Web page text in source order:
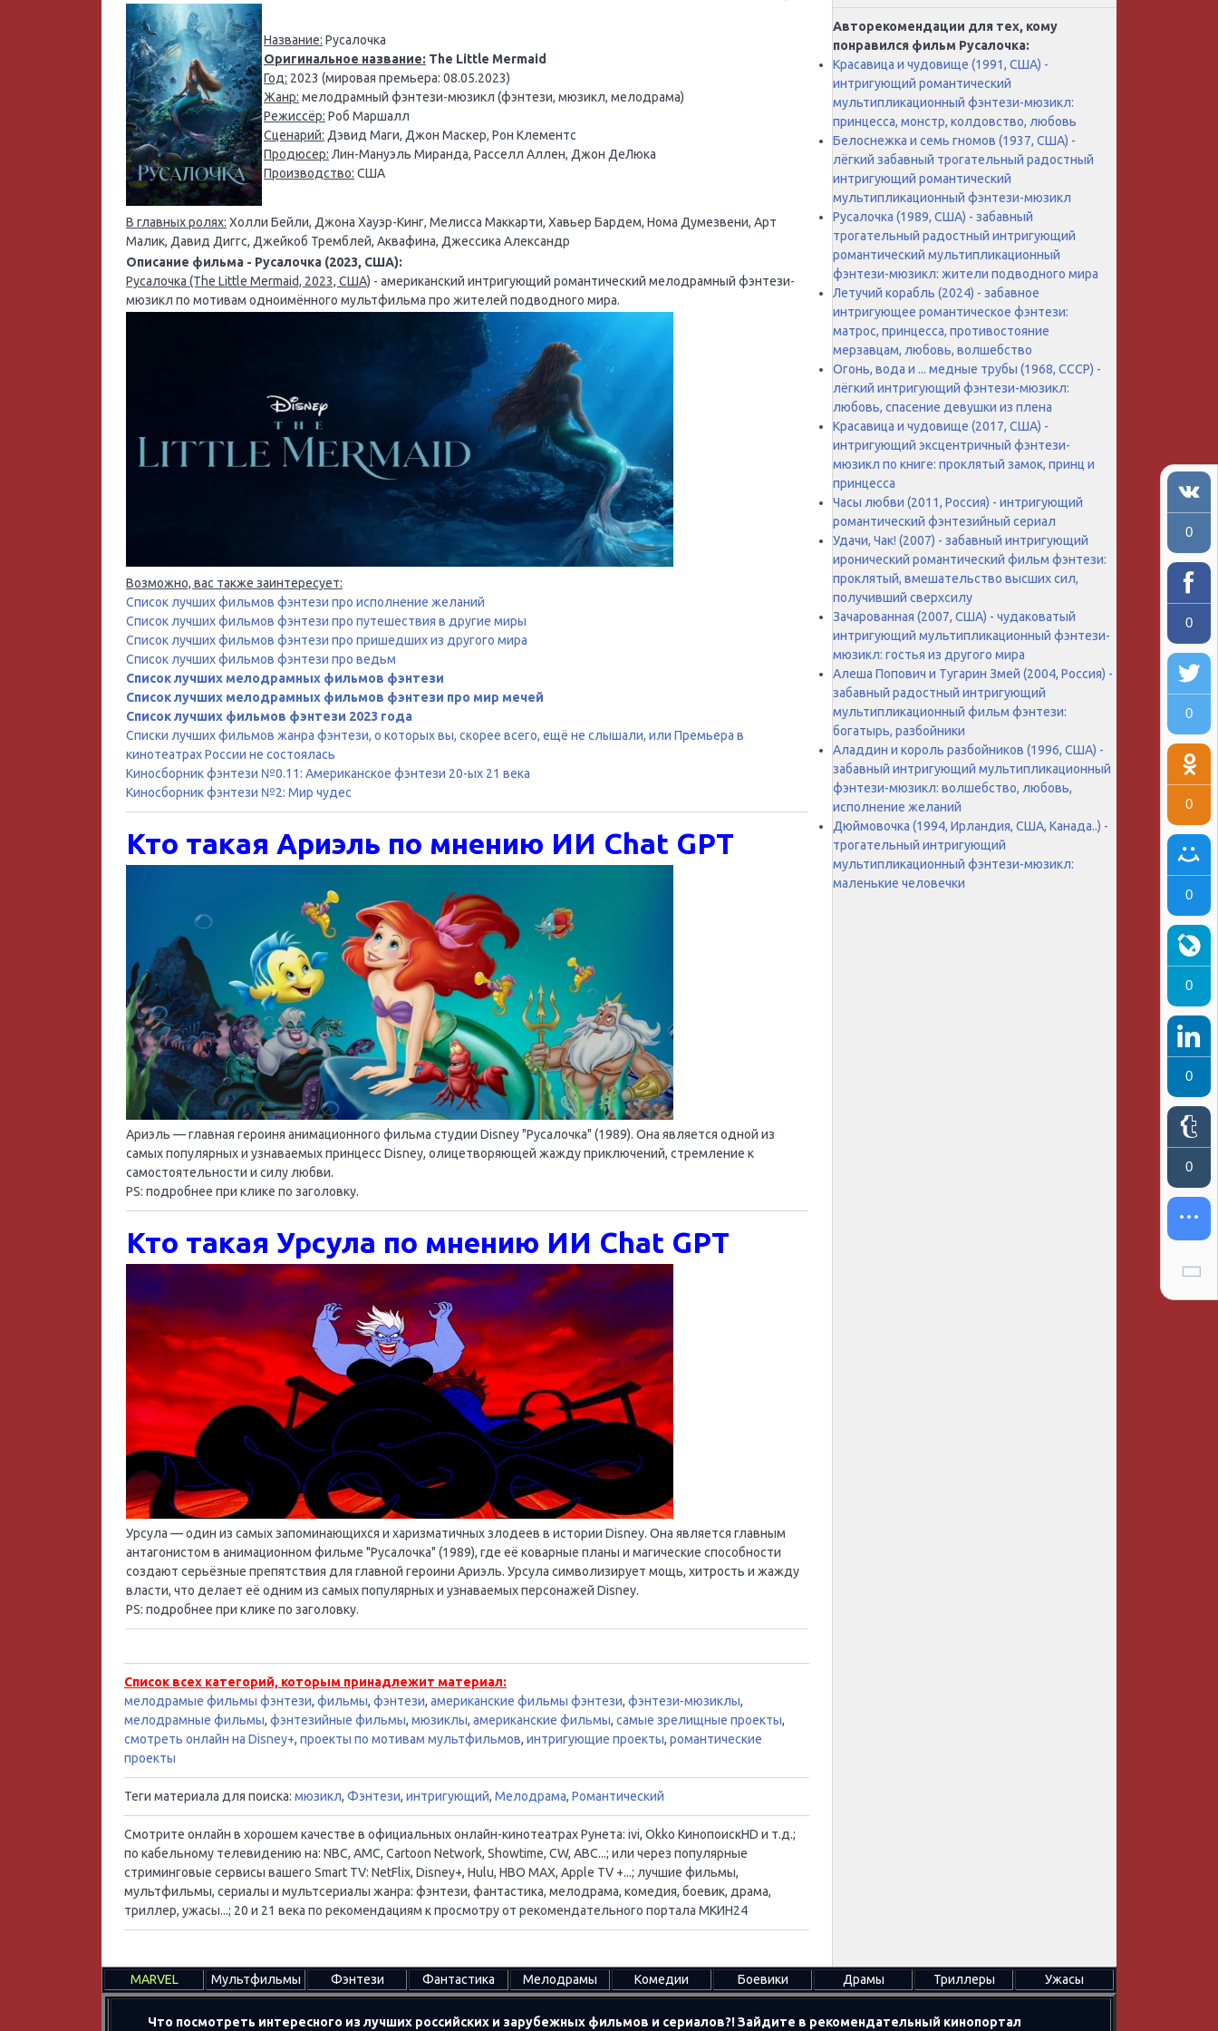
Название: Русалочка
Оригинальное название: The Little Mermaid
Год: 2023 (мировая премьера: 08.05.2023)
Жанр: мелодрамный фэнтези-мюзикл (фэнтези, мюзикл, мелодрама)
Режиссёр: Роб Маршалл
Сценарий: Дэвид Маги, Джон Маскер, Рон Клементс
Продюсер: Лин-Мануэль Миранда, Расселл Аллен, Джон ДеЛюка
Производство: США
В главных ролях: Холли Бейли, Джона Хауэр-Кинг, Мелисса Маккарти, Хавьер Бардем, Нома Думезвени, Арт
Малик, Давид Диггс, Джейкоб Тремблей, Аквафина, Джессика Александр
Описание фильма - Русалочка (2023, США):
Русалочка (The Little Mermaid, 2023, США) - американский интригующий романтический мелодрамный фэнтези-
мюзикл по мотивам одноимённого мультфильма про жителей подводного мира.
Возможно, вас также заинтересует:
Список лучших фильмов фэнтези про исполнение желаний
Список лучших фильмов фэнтези про путешествия в другие миры
Список лучших фильмов фэнтези про пришедших из другого мира
Список лучших фильмов фэнтези про ведьм
Список лучших мелодрамных фильмов фэнтези
Список лучших мелодрамных фильмов фэнтези про мир мечей
Список лучших фильмов фэнтези 2023 года
Списки лучших фильмов жанра фэнтези, о которых вы, скорее всего, ещё не слышали, или Премьера в
кинотеатрах России не состоялась
Киносборник фэнтези №0.11: Американское фэнтези 20-ых 21 века
Киносборник фэнтези №2: Мир чудес
Кто такая Ариэль по мнению ИИ Chat GPT
Ариэль — главная героиня анимационного фильма студии Disney "Русалочка" (1989). Она является одной из
самых популярных и узнаваемых принцесс Disney, олицетворяющей жажду приключений, стремление к
самостоятельности и силу любви.
PS: подробнее при клике по заголовку.
Кто такая Урсула по мнению ИИ Chat GPT
Урсула — один из самых запоминающихся и харизматичных злодеев в истории Disney. Она является главным
антагонистом в анимационном фильме "Русалочка" (1989), где её коварные планы и магические способности
создают серьёзные препятствия для главной героини Ариэль. Урсула символизирует мощь, хитрость и жажду
власти, что делает её одним из самых популярных и узнаваемых персонажей Disney.
PS: подробнее при клике по заголовку.
Список всех категорий, которым принадлежит материал:
мелодрамые фильмы фэнтези, фильмы, фэнтези, американские фильмы фэнтези, фэнтези-мюзиклы,
мелодрамные фильмы, фэнтезийные фильмы, мюзиклы, американские фильмы, самые зрелищные проекты,
смотреть онлайн на Disney+, проекты по мотивам мультфильмов, интригующие проекты, романтические
проекты
Теги материала для поиска: мюзикл, Фэнтези, интригующий, Мелодрама, Романтический
Смотрите онлайн в хорошем качестве в официальных онлайн-кинотеатрах Рунета: ivi, Okko КинопоискHD и т.д.;
по кабельному телевидению на: NBC, AMC, Cartoon Network, Showtime, CW, ABC...; или через популярные
стриминговые сервисы вашего Smart TV: NetFlix, Disney+, Hulu, HBO MAX, Apple TV +...; лучшие фильмы,
мультфильмы, сериалы и мультсериалы жанра: фэнтези, фантастика, мелодрама, комедия, боевик, драма,
триллер, ужасы...; 20 и 21 века по рекомендациям к просмотру от рекомендательного портала МКИН24
Авторекомендации для тех, кому
понравился фильм Русалочка:
Красавица и чудовище (1991, США) -
интригующий романтический
мультипликационный фэнтези-мюзикл:
принцесса, монстр, колдовство, любовь
Белоснежка и семь гномов (1937, США) -
лёгкий забавный трогательный радостный
интригующий романтический
мультипликационный фэнтези-мюзикл
Русалочка (1989, США) - забавный
трогательный радостный интригующий
романтический мультипликационный
фэнтези-мюзикл: жители подводного мира
Летучий корабль (2024) - забавное
интригующее романтическое фэнтези:
матрос, принцесса, противостояние
мерзавцам, любовь, волшебство
Огонь, вода и ... медные трубы (1968, СССР) -
лёгкий интригующий фэнтези-мюзикл:
любовь, спасение девушки из плена
Красавица и чудовище (2017, США) -
интригующий эксцентричный фэнтези-
мюзикл по книге: проклятый замок, принц и
принцесса
Часы любви (2011, Россия) - интригующий
романтический фэнтезийный сериал
Удачи, Чак! (2007) - забавный интригующий
иронический романтический фильм фэнтези:
проклятый, вмешательство высших сил,
получивший сверхсилу
Зачарованная (2007, США) - чудаковатый
интригующий мультипликационный фэнтези-
мюзикл: гостья из другого мира
Алеша Попович и Тугарин Змей (2004, Россия) -
забавный радостный интригующий
мультипликационный фильм фэнтези:
богатырь, разбойники
Аладдин и король разбойников (1996, США) -
забавный интригующий мультипликационный
фэнтези-мюзикл: волшебство, любовь,
исполнение желаний
Дюймовочка (1994, Ирландия, США, Канада..) -
трогательный интригующий
мультипликационный фэнтези-мюзикл:
маленькие человечки
MARVEL Мультфильмы Фэнтези Фантастика Мелодрамы Комедии Боевики Драмы Триллеры Ужасы
Что посмотреть интересного из лучших российских и зарубежных фильмов и сериалов?! Зайдите в рекомендательный кинопортал
0
0
0
0
0
0
0
0